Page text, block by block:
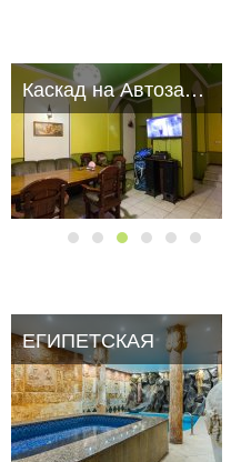
Каскад на Автозаводской
ЕГИПЕТСКАЯ
ЕГИПЕТСКАЯ